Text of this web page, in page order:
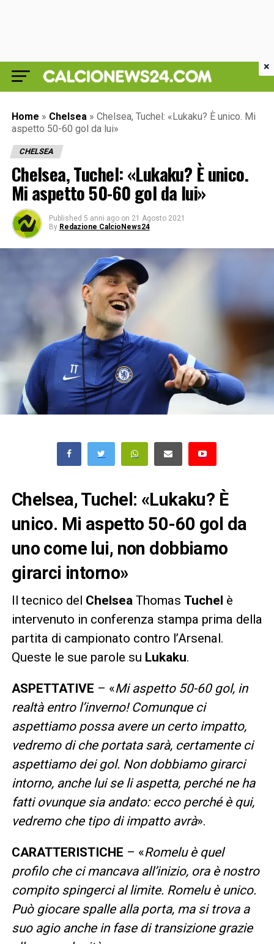
Home » Chelsea » Chelsea, Tuchel: «Lukaku? È unico. Mi
aspetto 50-60 gol da lui»
CHELSEA
Chelsea, Tuchel: «Lukaku? È unico.
Mi aspetto 50-60 gol da lui»
Published 5 anni ago on 21 Agosto 2021
By Redazione CalcioNews24
Chelsea, Tuchel: «Lukaku? È
unico. Mi aspetto 50-60 gol da
uno come lui, non dobbiamo
girarci intorno»
Il tecnico del Chelsea Thomas Tuchel è
intervenuto in conferenza stampa prima della
partita di campionato contro l’Arsenal.
Queste le sue parole su Lukaku.
ASPETTATIVE – «Mi aspetto 50-60 gol, in
realtà entro l’inverno! Comunque ci
aspettiamo possa avere un certo impatto,
vedremo di che portata sarà, certamente ci
aspettiamo dei gol. Non dobbiamo girarci
intorno, anche lui se li aspetta, perché ne ha
fatti ovunque sia andato: ecco perché è qui,
vedremo che tipo di impatto avrà».
CARATTERISTICHE – «Romelu è quel
profilo che ci mancava all’inizio, ora è nostro
compito spingerci al limite. Romelu è unico.
Può giocare spalle alla porta, ma si trova a
suo agio anche in fase di transizione grazie
×